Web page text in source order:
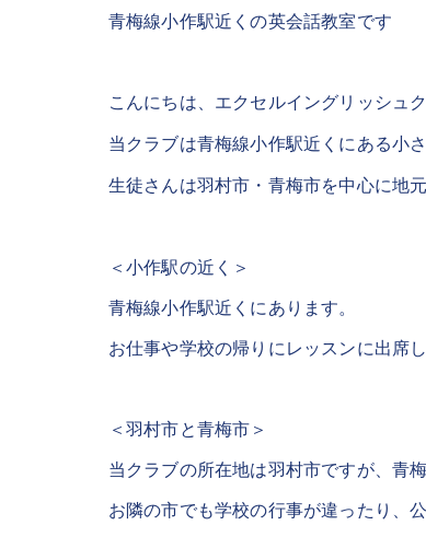
青梅線小作駅近くの英会話教室です
こんにちは、エクセルイングリッシュク
当クラブは青梅線小作駅近くにある小
生徒さんは羽村市・青梅市を中心に地
＜小作駅の近く＞
青梅線小作駅近くにあります。
お仕事や学校の帰りにレッスンに出席
＜羽村市と青梅市＞
当クラブの所在地は羽村市ですが、青
お隣の市でも学校の行事が違ったり、